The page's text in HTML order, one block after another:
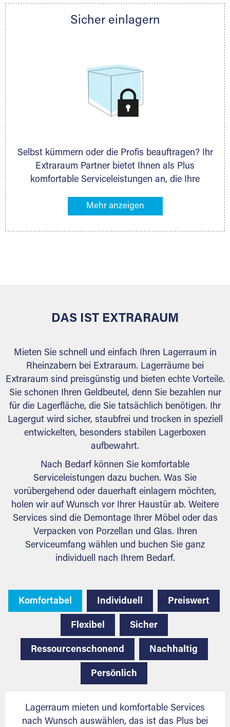
persönlich hinsichtlich Lagervolumen und zu
Sicher einlagern
Selbst kümmern oder die Profis beauftragen? Ihr
Extraraum Partner bietet Ihnen als Plus
komfortable Serviceleistungen an, die Ihre
gehören z. B. Verpackungsservice, Lieferung von
Ihr Lagergut wird bei Ihrem Extraraum Partner
DAS IST EXTRARAUM
Mieten Sie schnell und einfach Ihren Lagerraum in
Rheinzabern bei Extraraum. Lagerräume bei
Extraraum sind preisgünstig und bieten echte Vorteile.
Sie schonen Ihren Geldbeutel, denn Sie bezahlen nur
für die Lagerfläche, die Sie tatsächlich benötigen. Ihr
Lagergut wird sicher, staubfrei und trocken in speziell
entwickelten, besonders stabilen Lagerboxen
aufbewahrt.
Nach Bedarf können Sie komfortable
Serviceleistungen dazu buchen. Was Sie
vorübergehend oder dauerhaft einlagern möchten,
holen wir auf Wunsch vor Ihrer Haustür ab. Weitere
Services sind die Demontage Ihrer Möbel oder das
Verpacken von Porzellan und Glas. Ihren
Serviceumfang wählen und buchen Sie ganz
individuell nach Ihrem Bedarf.
Komfortabel Individuell Preiswert
Flexibel Sicher
Ressourcenschonend Nachhaltig
Persönlich
Lagerraum mieten und komfortable Services
nach Wunsch auswählen, das ist das Plus bei